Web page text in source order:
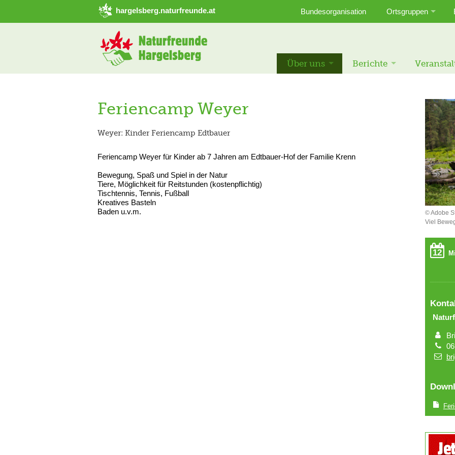
➜ Hauptregion der Seite anspringen
hargelsberg.naturfreunde.at Bundesorganisation Ortsgruppen
Über uns Berichte
Feriencamp Weyer
Weyer: Kinder Feriencamp Edtbauer
Feriencamp Weyer für Kinder ab 7 Jahren am Edtbauer-Hof der Familie Krenn
Bewegung, Spaß und Spiel in der Natur
Tiere, Möglichkeit für Reitstunden (kostenpflichtig)
Tischtennis, Tennis, Fußball
Kreatives Basteln
Baden u.v.m.
© Adobe
Viel
12